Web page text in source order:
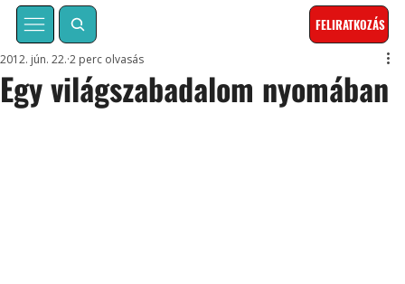
FELIRATKOZÁS
Egy világszabadalom nyomában
2012. jún. 22. 2 perc olvasás